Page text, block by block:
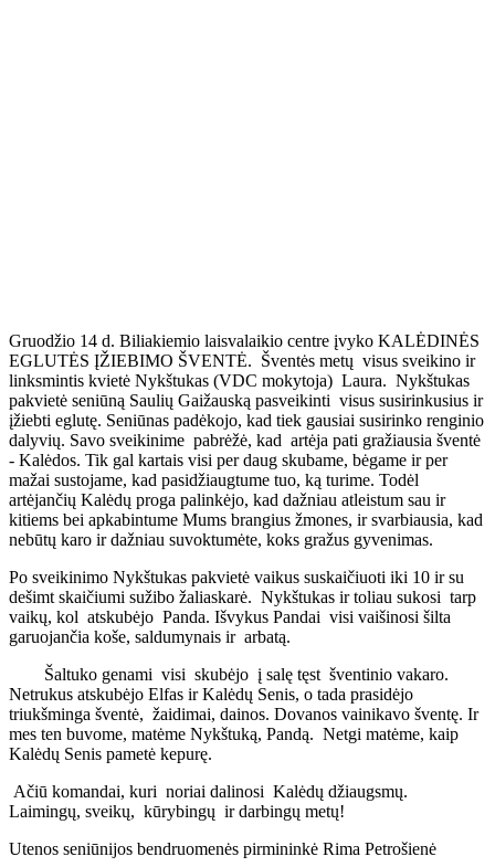
Gruodžio 14 d. Biliakiemio laisvalaikio centre įvyko KALĖDINĖS
EGLUTĖS ĮŽIEBIMO ŠVENTĖ. Šventės metų visus sveikino ir
linksmintis kvietė Nykštukas (VDC mokytoja) Laura. Nykštukas
pakvietė seniūną Saulių Gaižauską pasveikinti visus susirinkusius ir
įžiebti eglutę. Seniūnas padėkojo, kad tiek gausiai susirinko renginio
dalyvių. Savo sveikinime pabrėžė, kad artėja pati gražiausia šventė
- Kalėdos. Tik gal kartais visi per daug skubame, bėgame ir per
mažai sustojame, kad pasidžiaugtume tuo, ką turime. Todėl
artėjančių Kalėdų proga palinkėjo, kad dažniau atleistum sau ir
kitiems bei apkabintume Mums brangius žmones, ir svarbiausia, kad
nebūtų karo ir dažniau suvoktumėte, koks gražus gyvenimas.
Po sveikinimo Nykštukas pakvietė vaikus suskaičiuoti iki 10 ir su
dešimt skaičiumi sužibo žaliaskarė. Nykštukas ir toliau sukosi tarp
vaikų, kol atskubėjo Panda. Išvykus Pandai visi vaišinosi šilta
garuojančia koše, saldumynais ir arbatą.
Šaltuko genami visi skubėjo į salę tęst šventinio vakaro.
Netrukus atskubėjo Elfas ir Kalėdų Senis, o tada prasidėjo
triukšminga šventė, žaidimai, dainos. Dovanos vainikavo šventę. Ir
mes ten buvome, matėme Nykštuką, Pandą. Netgi matėme, kaip
Kalėdų Senis pametė kepurę.
Ačiū komandai, kuri noriai dalinosi Kalėdų džiaugsmų.
Laimingų, sveikų, kūrybingų ir darbingų metų!
Utenos seniūnijos bendruomenės pirmininkė Rima Petrošienė